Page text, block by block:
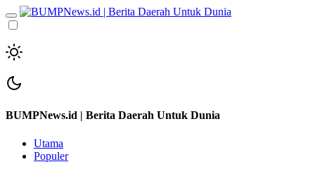
BUMPNews.id | Berita Daerah Untuk Dunia
Utama
Populer